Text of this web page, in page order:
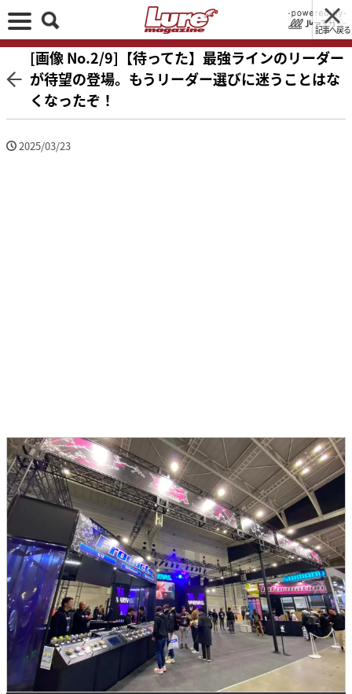
記事へ戻る
[画像 No.2/9]【待ってた】最強ラインのリーダー
が待望の登場。もうリーダー選びに迷うことはな
くなったぞ！
2025/03/23